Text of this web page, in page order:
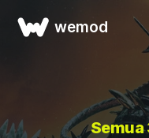
wemod
Semua